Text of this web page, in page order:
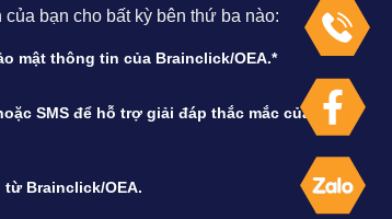
bạn cho bất kỳ bên thứ ba nào:
mật thông tin của Brainclick/OEA.*
SMS để hỗ trợ giải đáp thắc mắc của
Brainclick/OEA.